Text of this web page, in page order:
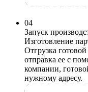
04
Запуск
Изготовление
Отгрузка
отправка ее с
компании,
нужному адресу.